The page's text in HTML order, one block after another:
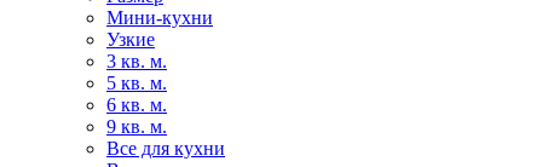
Мини-кухни
Узкие
3 кв. м.
5 кв. м.
6 кв. м.
9 кв. м.
Все для кухни